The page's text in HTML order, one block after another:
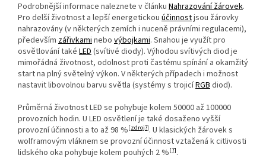
Podrobnější informace naleznete v článku Nahrazování žárovek.
Pro delší životnost a lepší energetickou účinnostjsou žárovky
nahrazovány (v některých zemích i nuceně právními regulacemi),
především zářivkaminebo výbojkami. Snahou je využít pro
osvětlování také LED(svítivé diody). Výhodou svítivých diod je
mimořádná životnost, odolnost proti častému spínání a okamžitý
start na plný světelný výkon. V některých případech i možnost
nastavit libovolnou barvu světla (systémy s trojicíRGBdiod).
Průměrná životnost LED se pohybuje kolem 50000 až 100000
provozních hodin. U LED osvětlení je také dosaženo vyšší
provozní účinnosti a to až 98 %[zdroj?]. U klasických žárovek s
wolframovým vláknem se provozní účinnost vztažená k citlivosti
lidského oka pohybuje kolem pouhých 2 %[7].